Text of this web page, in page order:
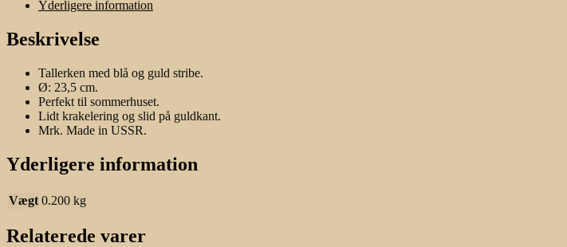
Yderligere information
Beskrivelse
Tallerken med blå og guld stribe.
Ø: 23,5 cm.
Perfekt til sommerhuset.
Lidt krakelering og slid på guldkant.
Mrk. Made in USSR.
Yderligere information
Vægt 0.200 kg
Relaterede varer